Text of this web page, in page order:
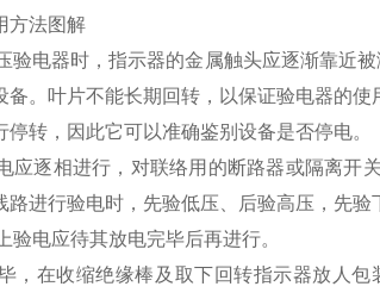
方法图解
验电器时，指示器的金属触头应逐渐靠近
备。叶片不能长期回转，以保证验电器的
停转，因此它可以准确鉴别设备是否停电。
应逐相进行，对联络用的断路器或隔离开
路进行验电时，先验低压、后验高压，先验
验电应待其放电完毕后再进行。
，在收缩绝缘棒及取下回转指示器放人